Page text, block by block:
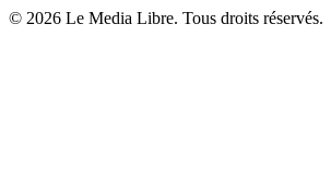
© 2026 Le Media Libre. Tous droits réservés.